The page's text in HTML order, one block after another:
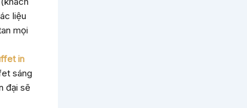
liệu
mọi
in
sáng
đại sẽ